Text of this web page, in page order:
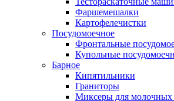
Фаршемешалки
Картофелечистки
Посудомоечное
Фронтальные
Купольные
Барное
Кипятильники
Граниторы
Миксеры для молочных